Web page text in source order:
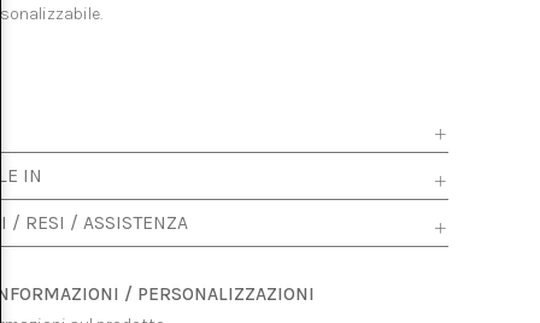
IN
/ RESI / ASSISTENZA
/ PERSONALIZZAZIONI